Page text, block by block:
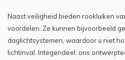
Naast veiligheid bieden rookluiken
voordelen. Ze kunnen bijvoorbeeld
daglichtsystemen, waardoor u niet
lichtinval. Integendeel: ons